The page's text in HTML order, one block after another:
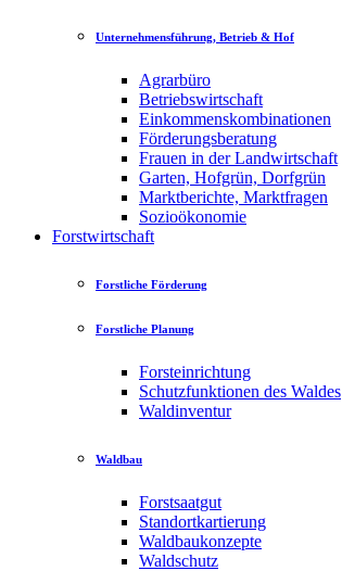
Unternehmensführung, Betrieb & Hof
Agrarbüro
Betriebswirtschaft
Einkommenskombinationen
Förderungsberatung
Frauen in der Landwirtschaft
Garten, Hofgrün, Dorfgrün
Marktberichte, Marktfragen
Sozioökonomie
Forstwirtschaft
Forstliche Förderung
Forstliche Planung
Forsteinrichtung
Schutzfunktionen des Waldes
Waldinventur
Waldbau
Forstsaatgut
Standortkartierung
Waldbaukonzepte
Waldschutz